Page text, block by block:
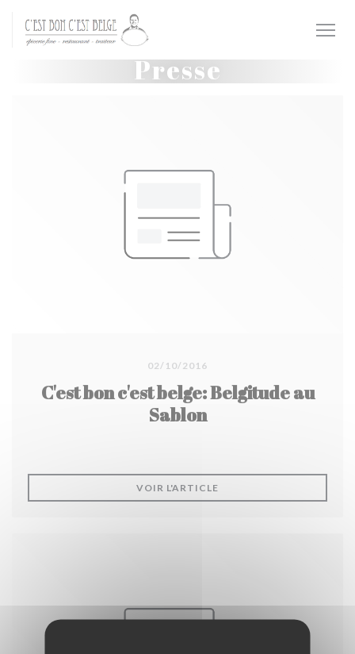
Personnalisation de vos choix en matière de cookies
Presse
02/10/2016
C'est bon c'est belge: Belgitude au
Sablon
VOIR L'ARTICLE((OUVRE UNE NOUVELLE